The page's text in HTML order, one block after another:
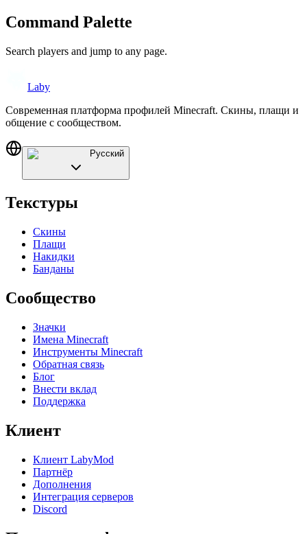
Command Palette
Search players and jump to any page.
Laby
Современная платформа профилей Minecraft. Скины, плащи и
общение с сообществом.
Русский
Текстуры
Скины
Плащи
Накидки
Банданы
Сообщество
Значки
Имена Minecraft
Инструменты Minecraft
Обратная связь
Блог
Внести вклад
Поддержка
Клиент
Клиент LabyMod
Партнёр
Дополнения
Интеграция серверов
Discord